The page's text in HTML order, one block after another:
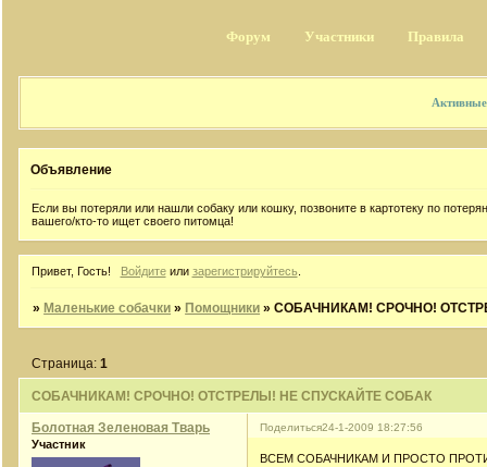
Форум Участники Правила
Объявление
Если вы потеряли или нашли собаку или кошку, позвоните в картотеку по
вашего/кто-то ищет своего питомца!
Привет, Гость! Войдитеили зарегистрируйтесь
» Маленькие собачки » Помощники »СОБАЧНИКАМ! СРОЧНО!
СОБАЧНИКАМ! СРОЧНО! ОТСТРЕЛЫ! НЕ СПУСКАЙТЕ СОБАК
Страница:1
Поделиться24-1-2009 18:27:56
Болотная Зеленовая Тварь
Участник
ВСЕМ СОБАЧНИКАМ И ПРОСТО